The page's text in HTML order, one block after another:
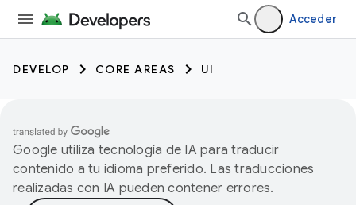
Acceder
DEVELOP CORE AREAS UI
Google utiliza tecnología de IA para traducir
contenido a tu idioma preferido. Las traducciones
realizadas con IA pueden contener errores.